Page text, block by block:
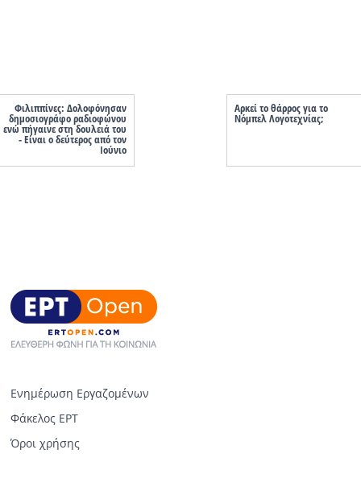
Φιλιππίνες: Δολοφόνησαν
δημοσιογράφο ραδιοφώνου
ενώ πήγαινε στη δουλειά του
- Είναι ο δεύτερος από τον
Ιούνιο
Αρκεί το θάρρος για το
Νόμπελ Λογοτεχνίας;
Ενημέρωση Εργαζομένων
Φάκελος ΕΡΤ
Όροι χρήσης